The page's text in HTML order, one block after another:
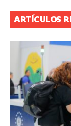
ARTÍCULOS